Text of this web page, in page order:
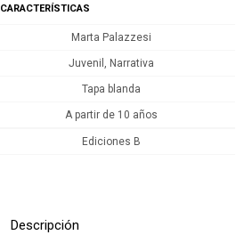
CARACTERÍSTICAS
Marta Palazzesi
Juvenil, Narrativa
Tapa blanda
A partir de 10 años
Ediciones B
Descripción